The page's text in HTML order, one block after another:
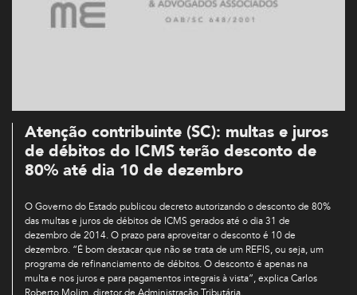
Atenção contribuinte (SC): multas e juros
de débitos do ICMS terão desconto de
80% até dia 10 de dezembro
O Governo do Estado publicou decreto autorizando o desconto de 80%
das multas e juros de débitos de ICMS gerados até o dia 31 de
dezembro de 2014. O prazo para aproveitar o desconto é 10 de
dezembro. “É bom destacar que não se trata de um REFIS, ou seja, um
programa de refinanciamento de débitos. O desconto é apenas na
multa e nos juros e para pagamentos integrais à vista”, explica Carlos